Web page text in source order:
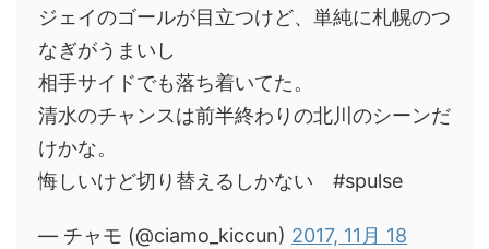
ジェイのゴールが目立つけど、単純に札幌のつ
なぎがうまいし
相手サイドでも落ち着いてた。
清水のチャンスは前半終わりの北川のシーンだ
けかな。
悔しいけど切り替えるしかない #spulse
— チャモ (@ciamo_kiccun) 2017, 11月 18